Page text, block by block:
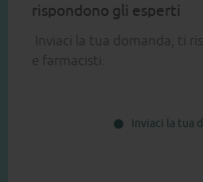
rispondono gli esperti
Inviaci la tua domanda, ti
e farmacisti.
Inviaci la tua